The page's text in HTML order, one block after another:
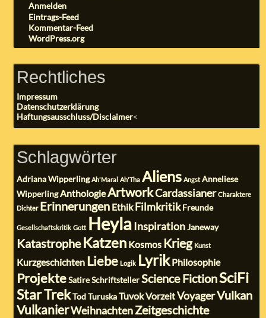
Anmelden
Eintrags-Feed
Kommentar-Feed
WordPress.org
Rechtliches
Impressum
Datenschutzerklärung
Haftungsausschluss/Disclaimer<
Schlagwörter
Adriana Wipperling Ah'Maral Ah'Tha Aliens Angst Anneliese
WipperlingAnthologieArtworkCardassianer Charaktere
Dichter Erinnerungen EthikFilmkritik Freunde
Gesellschaftskritik Gott HeylaInspiration Janeway
Katastrophe Katzen Kosmos Krieg Kunst
Kurzgeschichten Liebe Logik LyrikPhilosophie
Projekte SatireSchriftsteller Science FictionSciFi
Star TrekTod Turuska TuvokVorzeitVoyagerVulkan
VulkanierWeihnachtenZeitgeschichte